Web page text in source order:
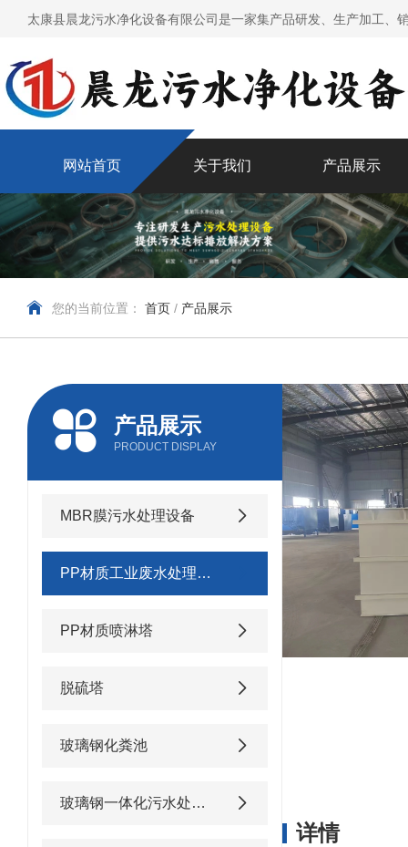
太康县晨龙污水净化设备有限公司是一家集产品研发、生产加工
网站首页 关于我们 产品展示
您的当前位置： 首页 / 产品展示
产品展示
PRODUCT DISPLAY
MBR膜污水处理设备
PP材质工业废水处理设备
PP材质喷淋塔
脱硫塔
玻璃钢化粪池
玻璃钢一体化污水处理设备
详情